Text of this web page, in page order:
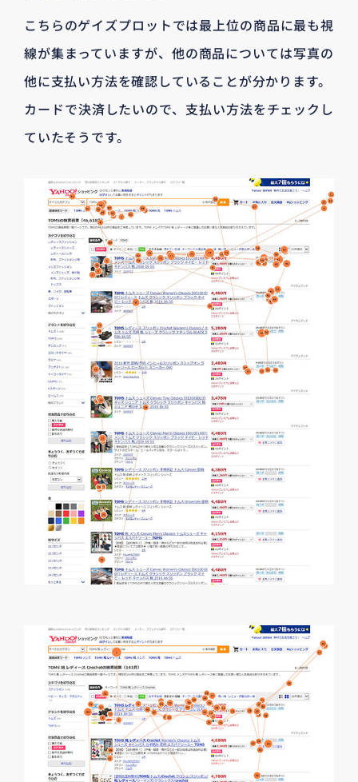
こちらのゲイズプロットでは最上位の商品に最も視
線が集まっていますが、他の商品については写真の
他に支払い方法を確認していることが分かります。
カードで決済したいので、支払い方法をチェックし
ていたそうです。